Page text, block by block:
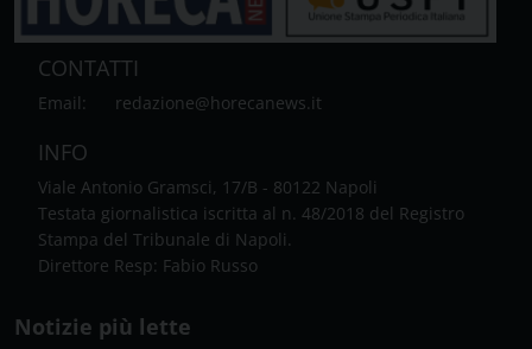
CONTATTI
Email: redazione@horecanews.it
INFO
Viale Antonio Gramsci, 17/B - 80122 Napoli
Testata giornalistica iscritta al n. 48/2018 del Registro
Stampa del Tribunale di Napoli.
Direttore Resp: Fabio Russo
Notizie più lette